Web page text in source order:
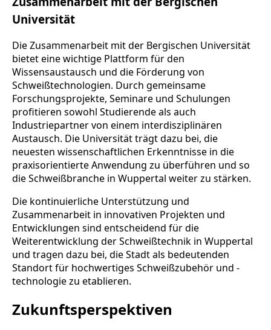
Universität
Die Zusammenarbeit mit der Bergischen Universität
bietet eine wichtige Plattform für den
Wissensaustausch und die Förderung von
Schweißtechnologien. Durch gemeinsame
Forschungsprojekte, Seminare und Schulungen
profitieren sowohl Studierende als auch
Industriepartner von einem interdisziplinären
Austausch. Die Universität trägt dazu bei, die
neuesten wissenschaftlichen Erkenntnisse in die
praxisorientierte Anwendung zu überführen und so
die Schweißbranche in Wuppertal weiter zu stärken.
Die kontinuierliche Unterstützung und
Zusammenarbeit in innovativen Projekten und
Entwicklungen sind entscheidend für die
Weiterentwicklung der Schweißtechnik in Wuppertal
und tragen dazu bei, die Stadt als bedeutenden
Standort für hochwertiges Schweißzubehör und -
technologie zu etablieren.
Zukunftsperspektiven